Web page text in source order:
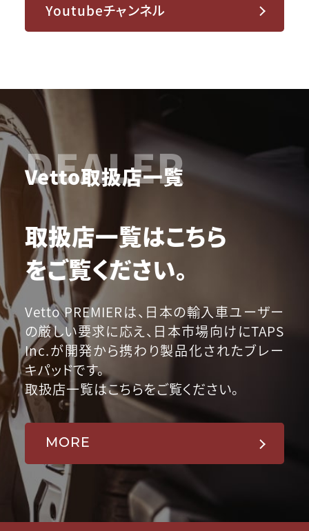
Youtubeチャンネル
DEALER
Vetto取扱店一覧
取扱店一覧はこちら
をご覧ください。
Vetto PREMIERは、日本の輸入車ユーザー
の厳しい要求に応え、日本市場向けにTAPS
Inc.が開発から携わり製品化されたブレー
キパッドです。
取扱店一覧はこちらをご覧ください。
MORE